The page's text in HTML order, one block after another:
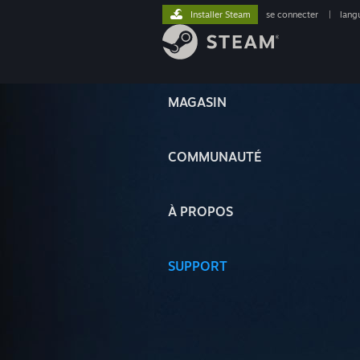
MAGASIN
COMMUNAUTÉ
À PROPOS
SUPPORT
Installer Steam se connecter